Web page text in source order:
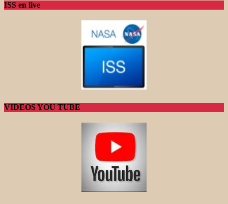
ISS en live
VIDEOS YOU TUBE